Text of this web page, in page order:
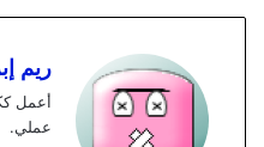
ريم
عملي.